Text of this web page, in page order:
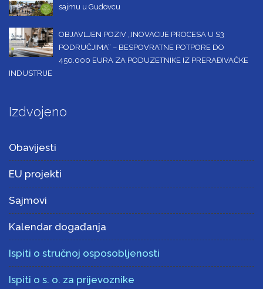
sajmu u Gudovcu
OBJAVLJEN POZIV „INOVACIJE PROCESA U S3
PODRUČJIMA“ – BESPOVRATNE POTPORE DO
450.000 EURA ZA PODUZETNIKE IZ PRERAĐIVAČKE
INDUSTRIJE
Izdvojeno
Obavijesti
EU projekti
Sajmovi
Kalendar događanja
Ispiti o stručnoj osposobljenosti
Ispiti o s. o. za prijevoznike